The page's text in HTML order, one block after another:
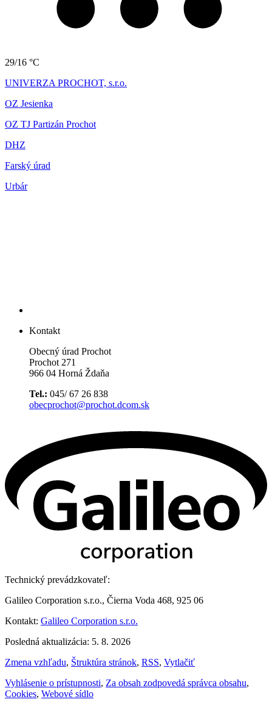
29/16 °C
UNIVERZA PROCHOT, s.r.o.
OZ Jesienka
OZ TJ Partizán Prochot
DHZ
Farský úrad
Urbár
Kontakt
Obecný úrad Prochot
Prochot 271
966 04 Horná Ždaňa
Tel.: 045/ 67 26 838
obecprochot@prochot.dcom.sk
Technický prevádzkovateľ:
Galileo Corporation s.r.o., Čierna Voda 468, 925 06
Kontakt: Galileo Corporation s.r.o.
Posledná aktualizácia: 5. 8. 2026
Zmena vzhľadu, Štruktúra stránok, RSS, Vytlačiť
Vyhlásenie o prístupnosti, Za obsah zodpovedá správca obsahu,
Cookies, Webové sídlo